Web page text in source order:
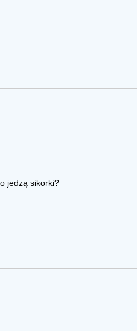
jedzą sikorki?